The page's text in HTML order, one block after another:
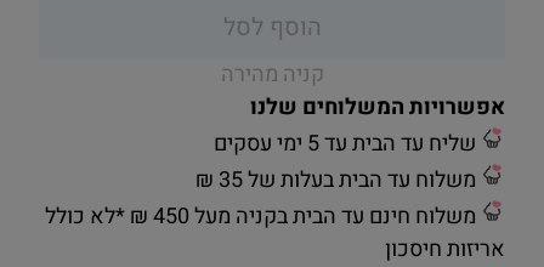
הוסף לסל
קניה מהירה
אפשרויות המשלוחים שלנו
שליח עד הבית עד 5 ימי עסקים
משלוח עד הבית בעלות של 35 ₪
משלוח חינם עד הבית בקניה מעל 450 ₪ *לא כולל
אריזות חיסכון